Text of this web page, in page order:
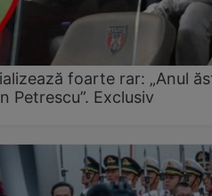
foarte rar: „Anul
Petrescu”. Exclusiv